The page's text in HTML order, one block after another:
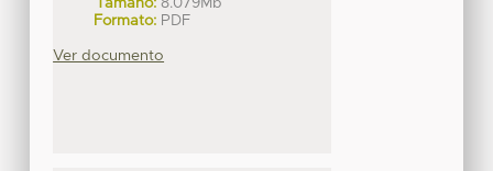
Formato: PDF
Ver documento